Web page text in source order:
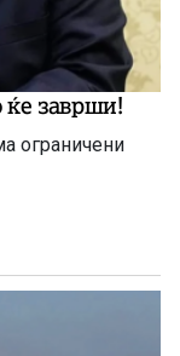
ќе заврши!
ограничени